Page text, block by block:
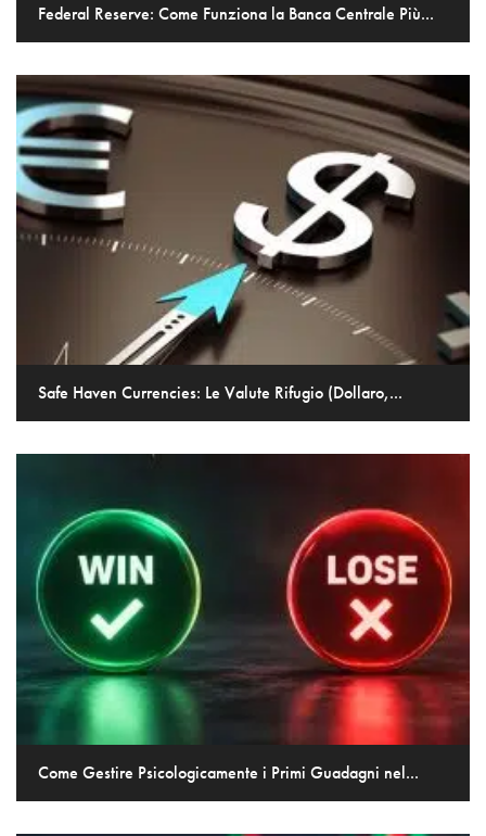
Federal Reserve: Come Funziona la Banca Centrale Più...
Safe Haven Currencies: Le Valute Rifugio (Dollaro,...
Come Gestire Psicologicamente i Primi Guadagni nel...